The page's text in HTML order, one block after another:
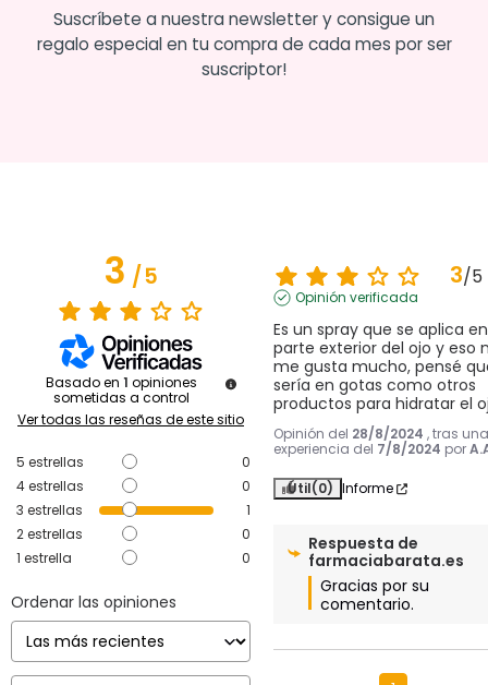
Suscríbete a nuestra newsletter y consigue un
regalo especial en tu compra de cada mes por ser
suscriptor!
3/5
Basado en 1 opiniones
sometidas a control
Ver todas las reseñas de este sitio
5 estrellas
0
4estrellas
0
3 estrellas
1
2estrellas
0
1 estrella 0
Ordenar las opiniones
3/5
Opinión verificada
Es un spray que se aplica
parte exterior del ojo y eso
me gusta mucho, pensé
sería en gotas como otros
productos para hidratar el
Opinión del 28/8/2024 , tras una
experiencia del 7/8/2024 por
Útil(0) Informe
Respuesta de
farmaciabarata.es
Gracias por su
comentario.